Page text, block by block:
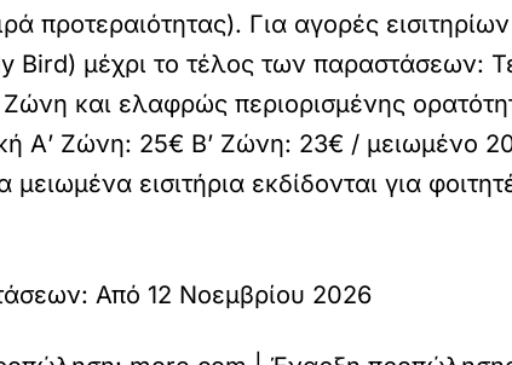
προτεραιότητας). Για αγορές
Bird) μέχρι το τέλος των
Ζώνη και ελαφρώς περιορισμένης
Α’ Ζώνη: 25€ Β’ Ζώνη: 23€ / μειωμένο
μειωμένα εισιτήρια εκδίδονται για
Από 12 Νοεμβρίου 2026